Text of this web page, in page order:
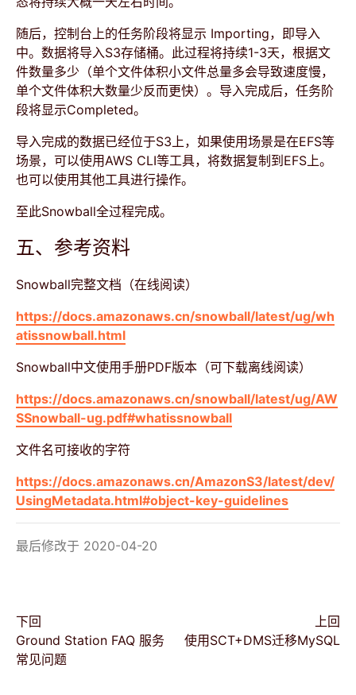
随后，控制台上的任务阶段将显示 Importing，即导入
中。数据将导入S3存储桶。此过程将持续1-3天，根据文
件数量多少（单个文件体积小文件总量多会导致速度慢，
单个文件体积大数量少反而更快）。导入完成后，任务阶
段将显示Completed。
导入完成的数据已经位于S3上，如果使用场景是在EFS等
场景，可以使用AWS CLI等工具，将数据复制到EFS上。
也可以使用其他工具进行操作。
至此Snowball全过程完成。
五、参考资料
Snowball完整文档（在线阅读）
https://docs.amazonaws.cn/snowball/latest/ug/wh
atissnowball.html
Snowball中文使用手册PDF版本（可下载离线阅读）
https://docs.amazonaws.cn/snowball/latest/ug/AW
SSnowball-ug.pdf#whatissnowball
文件名可接收的字符
https://docs.amazonaws.cn/AmazonS3/latest/dev/
UsingMetadata.html#object-key-guidelines
最后修改于 2020-04-20
下回
Ground Station FAQ 服务
常见问题
上回
使用SCT+DMS迁移MySQL